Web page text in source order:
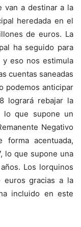
van a destinar a la
heredada en el
de euros. La
ha seguido para
eso nos estimula
cuentas saneadas
podemos anticipar
logrará rebajar la
lo que supone un
Negativo
acentuada,
lo que supone una
Los lorquinos
euros gracias a la
incluido en este